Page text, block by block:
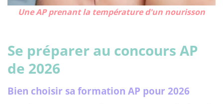
Une AP prenant la température d'un nourisson
Se préparer au concours AP
de 2026
Bien choisir sa formation AP pour 2026